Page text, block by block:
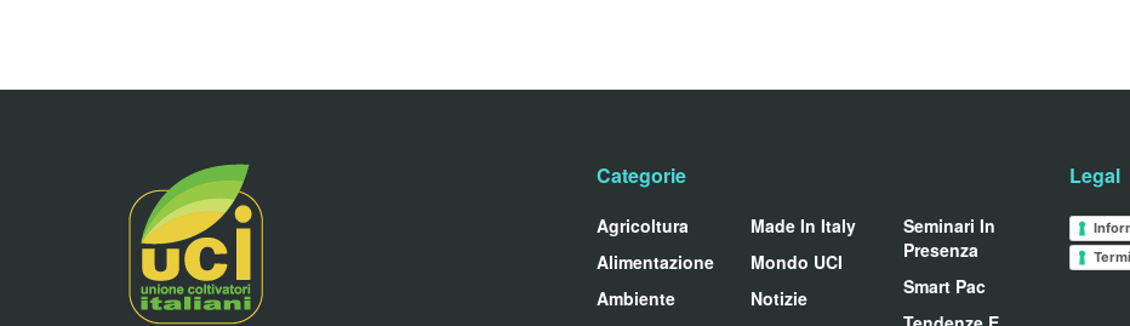
Categorie
Agricoltura
Alimentazione
Ambiente
Made In Italy
Mondo UCI
Notizie
Seminari In
Presenza
Smart Pac
Legal